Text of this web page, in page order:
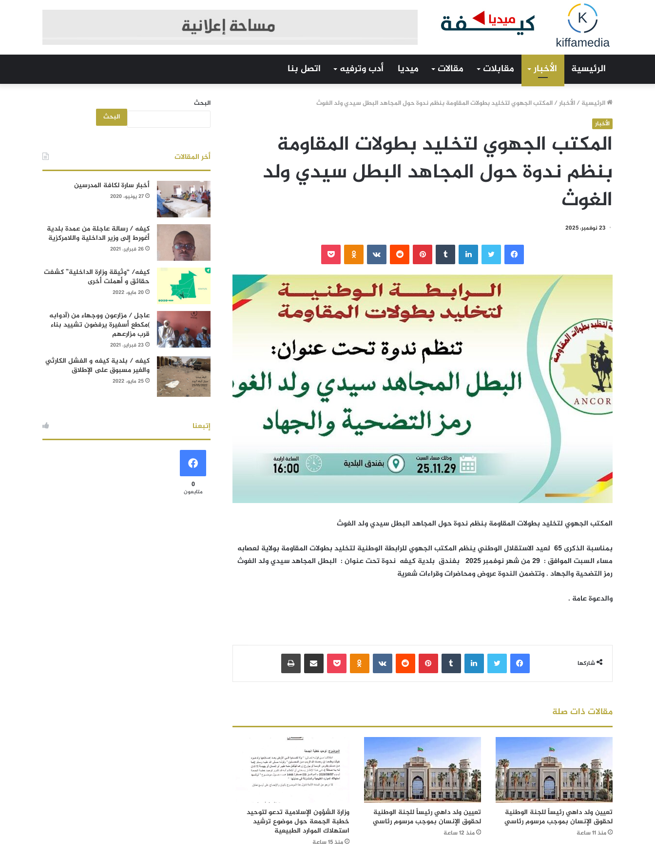
الرئيسية الأخبار مقابلات مقالات ميديا أدب وترفيه اتصل بنا
الرئيسية /الأخبار/المكتب الجهوي لتخليد بطولات المقاومة بنظم ندوة حول المجاهد البطل سيدي ولد الغوث
الأخبار
المكتب الجهوي لتخليد بطولات المقاومة
بنظم ندوة حول المجاهد البطل سيدي ولد
الغوث
23 نوفمبر، 2025
فيسبوك لينكدإن بينتيريست
المكتب الجهوي لتخليد بطولات المقاومة بنظم ندوة حول المجاهد البطل سيدي ولد الغوث
بمناسبة الذكرى 65 لعيد الاستقلال الوطني ينظم المكتب الجهوي للرابطة الوطنية لتخليد بطولات المقاومة بولاية لعصابه
مساء السبت الموافق : 29 من شهر نوفمبر 2025 بفندق بلدية كيفه ندوة تحت عنوان : البطل المجاهد سيدي ولد الغوث
رمز التضحية والجهاد . وتتضمن الندوة عروض ومحاضرات وقراءات شعرية
والدعوة عامة .
شاركها
فيسبوك لينكدإن بينتيريست بوكيت مشاركة عبر البريد
مقالات ذات صلة
تعيين ولد داهي رئيساً للجنة الوطنية
لحقوق الإنسان بموجب مرسوم رئاسي
منذ 11 ساعة
تعيين ولد داهي رئيساً للجنة الوطنية
لحقوق الإنسان بموجب مرسوم رئاسي
منذ 12 ساعة
وزارة الشؤون الإسلامية تدعو لتوحيد
خطبة الجمعة حول موضوع ترشيد
استهلاك الموارد الطبيعية
منذ 15 ساعة
البحث
البحث
أخر المقالات
أخبار سارة لكافة المدرسين
27 يونيو، 2020
كيفه / رسالة عاجلة من عمدة بلدية
أغورط إلى وزير الداخلية واللامركزية
26 فبراير، 2021
كيفه/ “وثيقة وزارة الداخلية” كشفت
حقائق و أهملت أخرى
20 مايو، 2022
عاجل / مزارعون ووجهاء من (آدوابه
)مكطع أسفيرة يرفضون تشييد بناء
قرب مزارعهم
23 فبراير، 2021
كيفه / بلدية كيفه و الفشل الكارثي
والغير مسبوق على الإطلاق
25 مايو، 2022
إتبعنا
0
متابعون